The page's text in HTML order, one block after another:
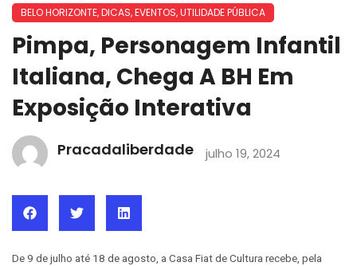
BELO HORIZONTE,DICAS,EVENTOS,UTILIDADE PÚBLICA
Pimpa, Personagem Infantil
Italiana, Chega A BH Em
Exposição Interativa
Pracadaliberdade julho 19, 2024
De 9 de julho até 18 de agosto, a Casa Fiat de Cultura recebe, pela